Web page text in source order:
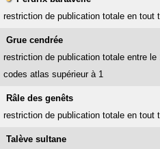
restriction de publication totale en tout
Grue cendrée
restriction de publication totale entre
codes atlas supérieur à 1
Râle des genêts
restriction de publication totale en tout
Talève sultane